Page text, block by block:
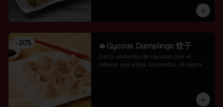
-20% 🔥Gyozas Dumplings 饺子
Cinco unidades de ravioles con el
relleno que elijas, cocinadas  al vapor.